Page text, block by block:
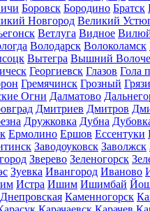
Боровск Бородино Братск
Новгород Великий
Ветлуга Видное
Володарск Волоколамск
Вытегра Вышний
Георгиевск Глазов Гола
Гремячинск Грозный Грязи
Огни Далматово
Дмитриев Дмитров
Дружковка Дубна
Ермолино Ершов Ессентуки
Заводоуковск Заволжск
Зверево Зеленогорск
Зуевка Ивангород Иваново
Истра Ишим Ишимбай
Каменногорск